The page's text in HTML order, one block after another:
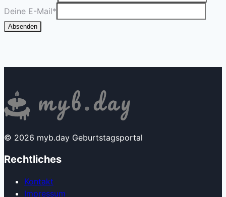
Deine E-Mail*
Absenden
© 2026 myb.day Geburtstagsportal
Rechtliches
Kontakt
Impressum